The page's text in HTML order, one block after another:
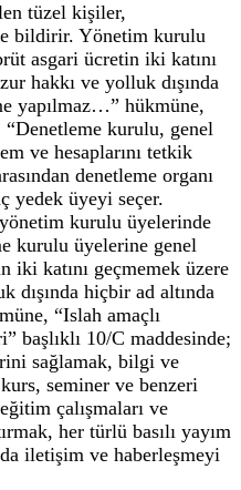
tüzel kişiler,
bildirir. Yönetim kurulu
asgari ücretin iki katını
hakkı ve yolluk dışında
yapılmaz…” hükmüne,
“Denetleme kurulu, genel
ve hesaplarını tetkik
denetleme organı
yedek üyeyi seçer.
kurulu üyelerinde
kurulu üyelerine genel
iki katını geçmemek üzere
dışında hiçbir ad altında
“Islah amaçlı
10/C maddesinde;
sağlamak, bilgi ve
seminer ve benzeri
çalışmaları ve
her türlü basılı yayım
iletişim ve haberleşmeyi